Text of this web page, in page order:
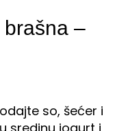
–
so, šećer i